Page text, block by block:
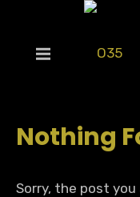
Nothing
Sorry, the post